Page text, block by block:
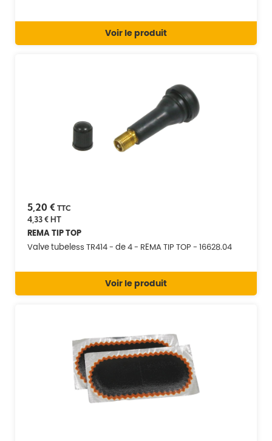
Voir le produit
5,20 € TTC
4,33 €HT
REMA TIP TOP
Valve tubeless TR414 - de 4 - REMA TIP TOP - 16628.04
Voir le produit